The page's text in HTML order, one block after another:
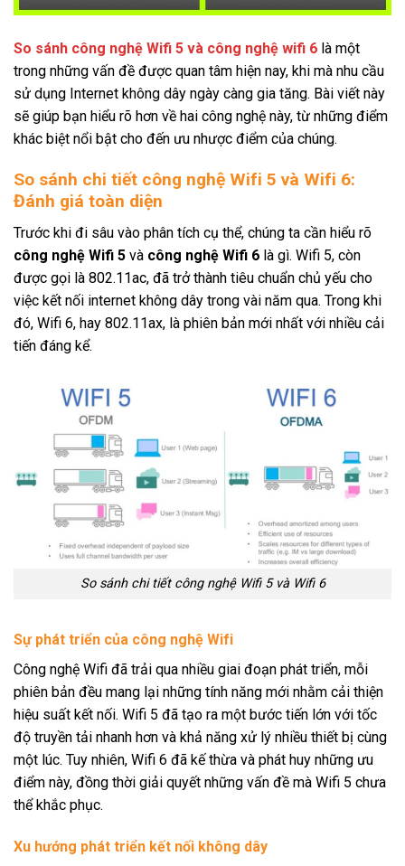
So sánh công nghệ Wifi 5 và công nghệ wifi 6 là một
trong những vấn đề được quan tâm hiện nay, khi mà nhu cầu
sử dụng Internet không dây ngày càng gia tăng. Bài viết này
sẽ giúp bạn hiểu rõ hơn về hai công nghệ này, từ những điểm
khác biệt nổi bật cho đến ưu nhược điểm của chúng.
So sánh chi tiết công nghệ Wifi 5 và Wifi 6:
Đánh giá toàn diện
Trước khi đi sâu vào phân tích cụ thể, chúng ta cần hiểu rõ
công nghệ Wifi 5 và công nghệ Wifi 6 là gì. Wifi 5, còn
được gọi là 802.11ac, đã trở thành tiêu chuẩn chủ yếu cho
việc kết nối internet không dây trong vài năm qua. Trong khi
đó, Wifi 6, hay 802.11ax, là phiên bản mới nhất với nhiều cải
tiến đáng kể.
So sánh chi tiết công nghệ Wifi 5 và Wifi 6
Sự phát triển của công nghệ Wifi
Công nghệ Wifi đã trải qua nhiều giai đoạn phát triển, mỗi
phiên bản đều mang lại những tính năng mới nhằm cải thiện
hiệu suất kết nối. Wifi 5 đã tạo ra một bước tiến lớn với tốc
độ truyền tải nhanh hơn và khả năng xử lý nhiều thiết bị cùng
một lúc. Tuy nhiên, Wifi 6 đã kế thừa và phát huy những ưu
điểm này, đồng thời giải quyết những vấn đề mà Wifi 5 chưa
thể khắc phục.
Xu hướng phát triển kết nối không dây